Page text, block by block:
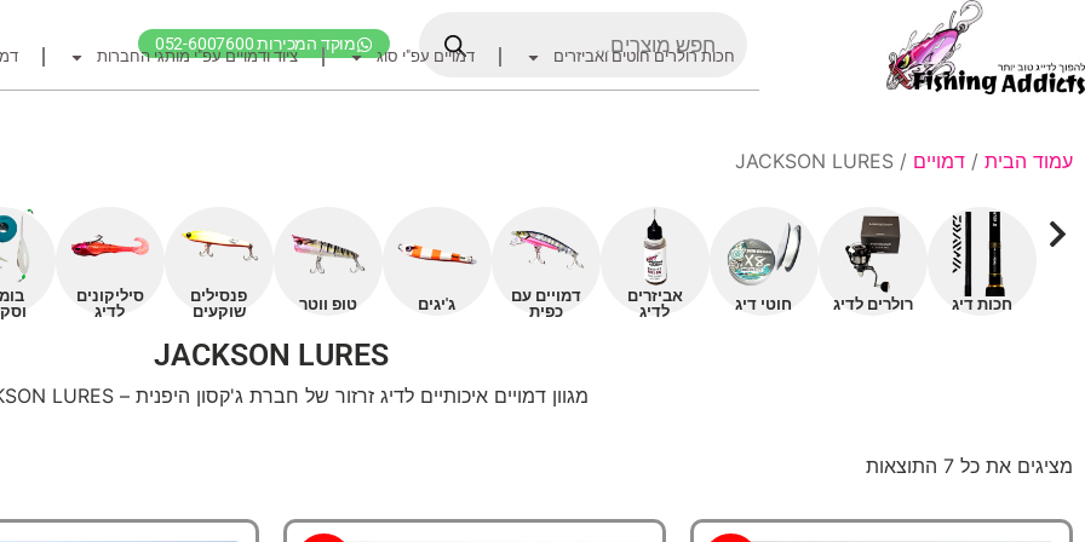
מוקד המכירות 052-6007600
דף הבית
רולרים
אביזרים לרולר
חכות רולרים חוטים ואביזרים דמויים עפ"י סוג ציוד ודמויים עפ"י מותגי החברות
עמוד הבית / דמויים / JACKSON LURES
חכות דיג רולרים לדיג חוטי דיג
אביזרים
לדיג
דמויים עם
כפית
ג'יגים טופ ווטר
פנסילים
שוקעים
סיליקונים
לדיג
JACKSON LURES
מגוון דמויים איכותיים לדיג זרזור של חברת ג'קסון היפנית – JACKSON LURES
מציגים את כל ⁦7⁩ התוצאות